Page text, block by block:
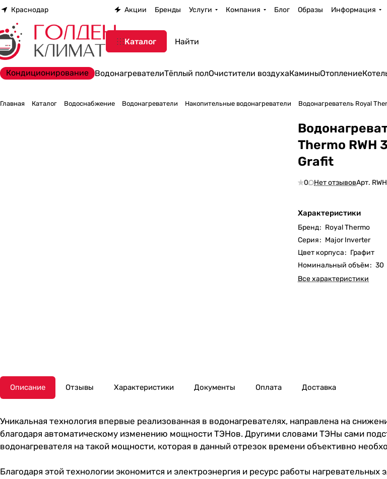
Краснодар Акции Бренды Услуги Компания Блог Образы Информация
Каталог
Кондиционирование ВодонагревателиТёплый полОчистители воздухаКаминыОтопление
Главная Каталог Водоснабжение Водонагреватели Накопительные водонагреватели Водонагреватель Royal
Thermo RWH
Grafit
0 Нет отзывовАрт.
Характеристики
Бренд: Royal Thermo
Серия: Major Inverter
Цвет корпуса: Графит
Номинальный объём: 30
Все характеристики
Описание Отзывы Характеристики Документы Оплата Доставка
Уникальная технология впервые реализованная в водонагревателях, направлена на
благодаря автоматическому изменению мощности ТЭНов. Другими словами ТЭНы сами
водонагревателя на такой мощности, которая в данный отрезок времени объективно
Благодаря этой технологии экономится и электроэнергия и ресурс работы